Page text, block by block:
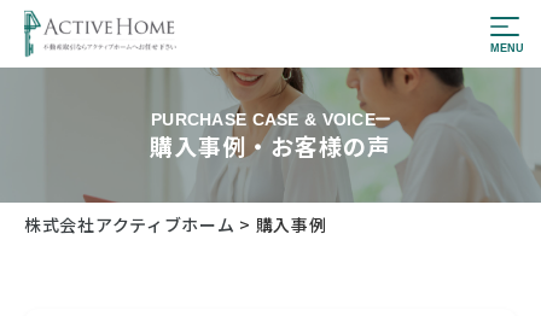
PURCHASE CASE & VOICE
購入事例・お客様の声
株式会社アクティブホーム > 購入事例